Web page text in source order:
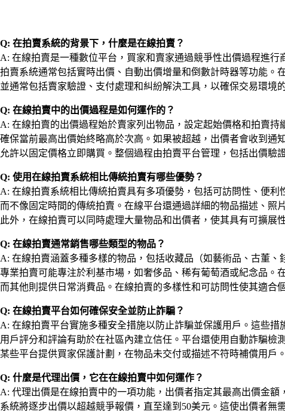
Q: 在拍賣系統的背景下，什麼是在線拍賣？
A: 在線拍賣是一種數位平台，買家和賣家通過競爭性出價過程進
拍賣系統通常包括實時出價、自動出價增量和倒數計時器等功能。
並通常包括賣家驗證、支付處理和糾紛解決工具，以確保交易環境
Q: 在線拍賣中的出價過程是如何運作的？
A: 在線拍賣的出價過程始於賣家列出物品，設定起始價格和拍賣
確保當前最高出價始終略高於次高。如果被超越，出價者會收到通
允許以固定價格立即購買。整個過程由拍賣平台管理，包括出價驗
Q: 使用在線拍賣系統相比傳統拍賣有哪些優勢？
A: 在線拍賣系統相比傳統拍賣具有多項優勢，包括可訪問性、便
而不像固定時間的傳統拍賣。在線平台還通過詳細的物品描述、照
此外，在線拍賣可以同時處理大量物品和出價者，使其具有可擴展
Q: 在線拍賣通常銷售哪些類型的物品？
A: 在線拍賣涵蓋多種多樣的物品，包括收藏品（如藝術品、古董
專業拍賣可能專注於利基市場，如奢侈品、稀有葡萄酒或紀念品。
而其他則提供日常消費品。在線拍賣的多樣性和可訪問性使其適合
Q: 在線拍賣平台如何確保安全並防止詐騙？
A: 在線拍賣平台實施多種安全措施以防止詐騙並保護用戶。這些
用戶評分和評論有助於在社區內建立信任。平台還使用自動詐騙檢
某些平台提供買家保護計劃，在物品未交付或描述不符時補償用戶
Q: 什麼是代理出價，它在在線拍賣中如何運作？
A: 代理出價是在線拍賣中的一項功能，出價者指定其最高出價金
系統將逐步出價以超越競爭報價，直至達到50美元。這使出價者